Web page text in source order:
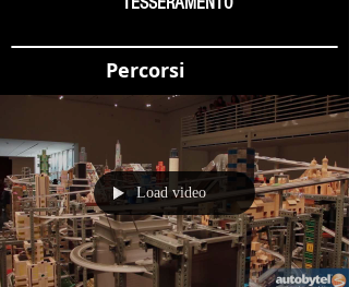
Percorsi
Load video